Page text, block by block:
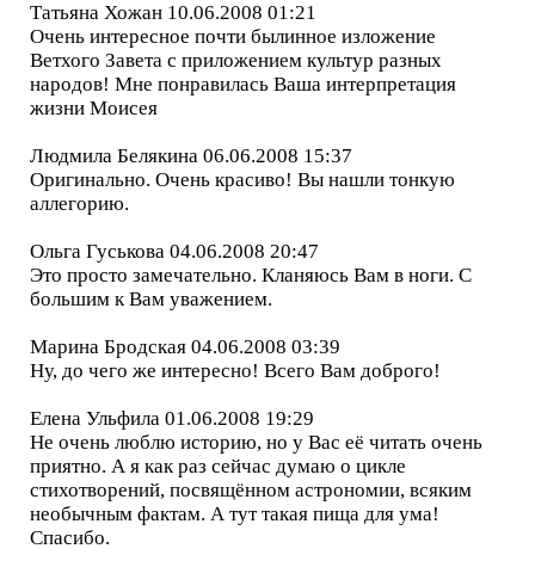
Татьяна Хожан 10.06.2008 01:21
Очень интересное почти былинное изложение
Ветхого Завета с приложением культур разных
народов! Мне понравилась Ваша интерпретация
жизни Моисея
Людмила Белякина 06.06.2008 15:37
Оригинально. Очень красиво! Вы нашли тонкую
аллегорию.
Ольга Гуськова 04.06.2008 20:47
Это просто замечательно. Кланяюсь Вам в ноги. С
большим к Вам уважением.
Марина Бродская 04.06.2008 03:39
Ну, до чего же интересно! Всего Вам доброго!
Елена Ульфила 01.06.2008 19:29
Не очень люблю историю, но у Вас её читать очень
приятно. А я как раз сейчас думаю о цикле
стихотворений, посвящённом астрономии, всяким
необычным фактам. А тут такая пища для ума!
Спасибо.